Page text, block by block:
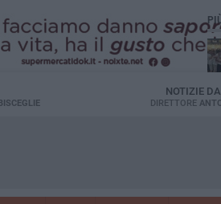
NOTIZIE
DIRETTORE